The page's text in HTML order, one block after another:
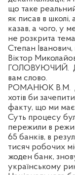
що таке реальний
як писав в школі,
казав, а чого, у
не розкрита
Степан
Віктор
ГОЛОВУЮЧИЙ.
вам слово.
РОМАНЮК В.М.
хотів би
факту, що ми
Суть процесу
пережили в
65 банків, в
тисяч робочих
жоден банк,
українському